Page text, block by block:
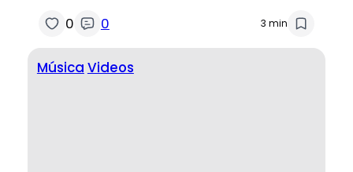
0 0 3 min
Música Videos